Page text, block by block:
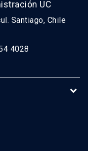
UC
Santiago, Chile
4028